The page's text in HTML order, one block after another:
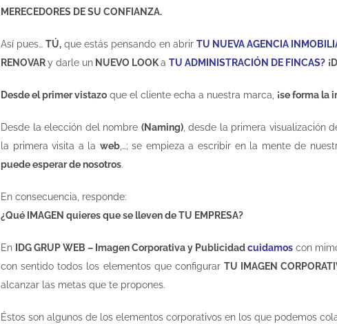
MERECEDORES DE SU CONFIANZA.
Así pues…TÚ, que estás pensando en abrir TU NUEVA AGENCIA
RENOVARy darle un NUEVO LOOKa TU ADMINISTRACIÓN DE FINCAS?
Desde el primer vistazo que el cliente echa a nuestra marca, ¡se forma la
Desde la elección del nombre (Naming), desde la primera visualización
la primera visita a la web,…; se empieza a escribir en la mente de
puede esperar de nosotros.
En consecuencia, responde:
¿Qué IMAGEN quieres que se lleven de TU EMPRESA?
En IDG GRUP WEB – Imagen Corporativa y Publicidadcuidamos con
con sentido todos los elementos que configurar TU IMAGEN
alcanzar las metas que te propones.
Éstos son algunos de los elementos corporativos en los que podemos